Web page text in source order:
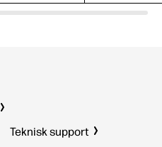
Teknisk support